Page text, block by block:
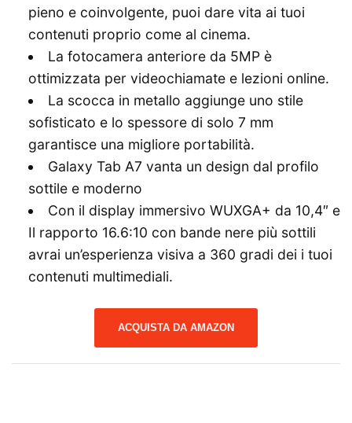
pieno e coinvolgente, puoi dare vita ai tuoi
contenuti proprio come al cinema.
La fotocamera anteriore da 5MP è
ottimizzata per videochiamate e lezioni online.
La scocca in metallo aggiunge uno stile
sofisticato e lo spessore di solo 7 mm
garantisce una migliore portabilità.
Galaxy Tab A7 vanta un design dal profilo
sottile e moderno
Con il display immersivo WUXGA+ da 10,4″ e
Il rapporto 16.6:10 con bande nere più sottili
avrai un’esperienza visiva a 360 gradi dei i tuoi
contenuti multimediali.
ACQUISTA DA AMAZON